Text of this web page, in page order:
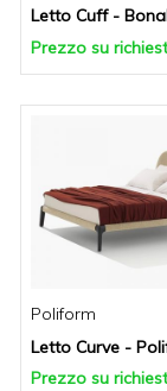
Letto Cuff -
Prezzo su
Poliform
Letto Curve -
Prezzo su